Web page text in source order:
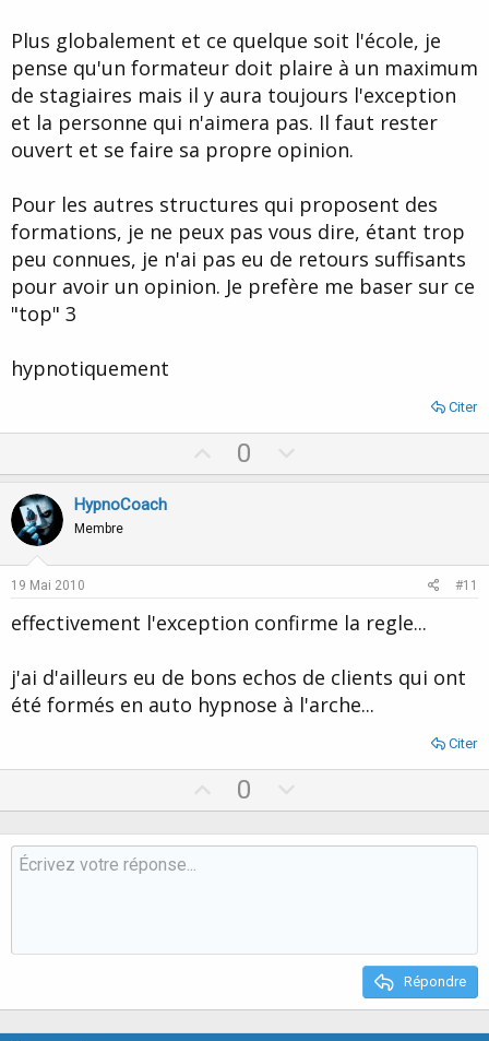
Plus globalement et ce quelque soit l'école, je
pense qu'un formateur doit plaire à un maximum
de stagiaires mais il y aura toujours l'exception
et la personne qui n'aimera pas. Il faut rester
ouvert et se faire sa propre opinion.
Pour les autres structures qui proposent des
formations, je ne peux pas vous dire, étant trop
peu connues, je n'ai pas eu de retours suffisants
pour avoir un opinion. Je prefère me baser sur ce
"top" 3
hypnotiquement
Citer
p
t
0
o
v
e
HypnoCoach
Membre
19 Mai 2010 #11
effectivement l'exception confirme la regle...
j'ai d'ailleurs eu de bons echos de clients qui ont
été formés en auto hypnose à l'arche...
Citer
p
v
0
o
w
t
Répondre